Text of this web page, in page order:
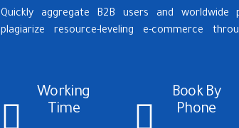
Quickly aggregate B2B users and worldwide
plagiarize resource-leveling e-commerce
Book By
Phone
Working
Time